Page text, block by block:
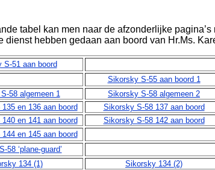
tabel kan men naar de afzonderlijke
dienst hebben gedaan aan boord van Hr.Ms.
S-51 aan boord
Sikorsky S-55 aan boord 1
58 algemeen 1
Sikorsky S-58 algemeen 2
en 136 aan boord
Sikorsky S-58 137 aan boord
en 141 aan boord
Sikorsky S-58 142 aan boord
en 145 aan boord
58 ‘plane-guard’
134 (1)
Sikorsky 134 (2)